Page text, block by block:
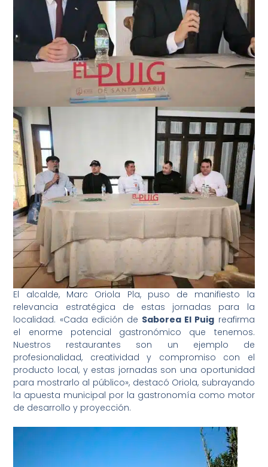
El alcalde, Marc Oriola Pla, puso de manifiesto la
relevancia estratégica de estas jornadas para la
localidad. «Cada edición de Saborea El Puig reafirma
el enorme potencial gastronómico que tenemos.
Nuestros restaurantes son un ejemplo de
profesionalidad, creatividad y compromiso con el
producto local, y estas jornadas son una oportunidad
para mostrarlo al público», destacó Oriola, subrayando
la apuesta municipal por la gastronomía como motor
de desarrollo y proyección.